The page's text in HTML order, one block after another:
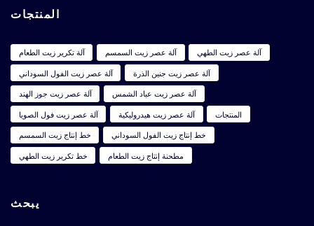
المنتجات
آلة تكرير زيت الطعام آلة عصر زيت السمسم
آلة عصر زيت الطهي
آلة عصر زيت الفول السوداني
آلة عصر زيت جنين الذرة
آلة عصر زيت جوز الهند
آلة عصر زيت عباد الشمس
آلة عصر زيت فول الصويا
آلة عصر زيت هيدروليكية
المنتجات
خط إنتاج زيت السمسم
خط إنتاج زيت الفول السوداني
خط تكرير زيت الطهي
مطحنة إنتاج زيت الطعام
يبحث